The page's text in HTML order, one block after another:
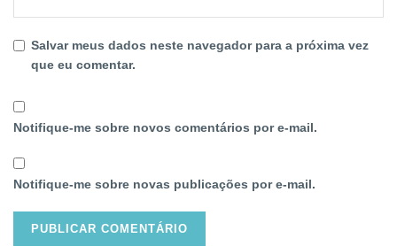
Salvar meus dados neste navegador para a próxima vez
que eu comentar.
Notifique-me sobre novos comentários por e-mail.
Notifique-me sobre novas publicações por e-mail.